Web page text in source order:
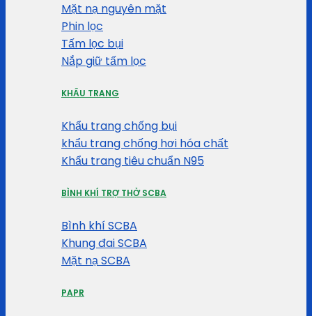
Mặt nạ nguyên mặt
Phin lọc
Tấm lọc bụi
Nắp giữ tấm lọc
KHẨU TRANG
Khẩu trang chống bụi
khẩu trang chống hơi hóa chất
Khẩu trang tiêu chuẩn N95
BÌNH KHÍ TRỢ THỞ SCBA
Bình khí SCBA
Khung đai SCBA
Mặt nạ SCBA
PAPR